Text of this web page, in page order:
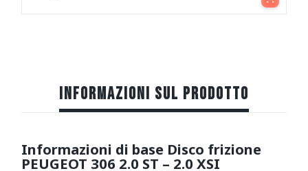
INFORMAZIONI SUL PRODOTTO
Informazioni di base Disco frizione
PEUGEOT 306 2.0 ST – 2.0 XSI